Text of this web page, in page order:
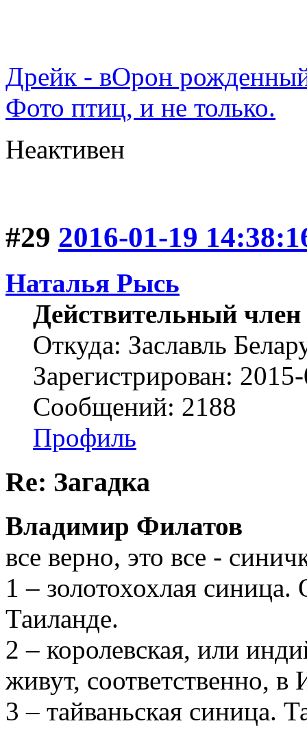
Дрейк - вОрон
Фото птиц, и не только.
Неактивен
#29 2016-01-19
Наталья Рысь
Действительный член
Откуда: Заславль
Зарегистрирован:
Сообщений: 2188
Профиль
Re: Загадка
Владимир Филатов
все верно, это все -
1 – золотохохлая
Таиланде.
2 – королевская, или
живут, соответственно, в
3 – тайваньская синица.